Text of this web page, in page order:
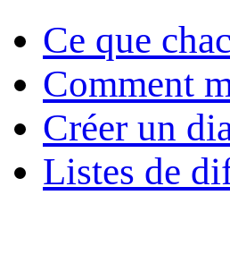
Ce que
Comment
Créer un
Listes de